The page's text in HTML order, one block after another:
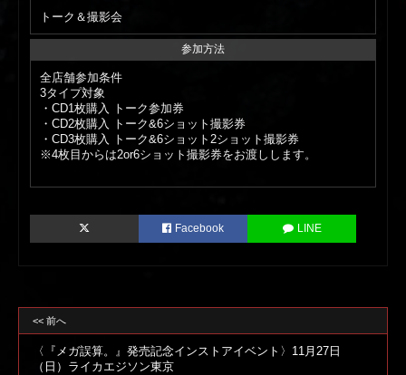
トーク＆撮影会
参加方法
全店舗参加条件
3タイプ対象
・CD1枚購入 トーク参加券
・CD2枚購入 トーク&6ショット撮影券
・CD3枚購入 トーク&6ショット2ショット撮影券
※4枚目からは2or6ショット撮影券をお渡しします。
Facebook LINE
<< 前へ
〈『メガ誤算。』発売記念インストアイベント〉11月27日
（日）ライカエジソン東京